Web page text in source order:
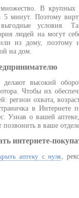
множество. В
5 минут. Поэтому
выгодные условия.
людей на могут
из дому, поэтому
на дом.
делают высокий
Чтобы их
регион охвата,
в Интернете
Узнав о вашей
позвонить в ваше
интернете-
аптеку с нуля,